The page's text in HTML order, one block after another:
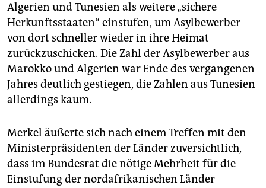
Algerien und Tunesien als weitere „sichere
Herkunftsstaaten“ einstufen, um Asylbewerber
von dort schneller wieder in ihre Heimat
zurückzuschicken. Die Zahl der Asylbewerber aus
Marokko und Algerien war Ende des vergangenen
Jahres deutlich gestiegen, die Zahlen aus Tunesien
allerdings kaum.
Merkel äußerte sich nach einem Treffen mit den
Ministerpräsidenten der Länder zuversichtlich,
dass im Bundesrat die nötige Mehrheit für die
Einstufung der nordafrikanischen Länder